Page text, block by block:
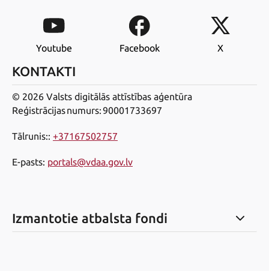
Youtube Facebook X
KONTAKTI
© 2026 Valsts digitālās attīstības aģentūra
Reģistrācijas numurs: 90001733697
Tālrunis:: +37167502757
E-pasts: portals@vdaa.gov.lv
Izmantotie atbalsta fondi